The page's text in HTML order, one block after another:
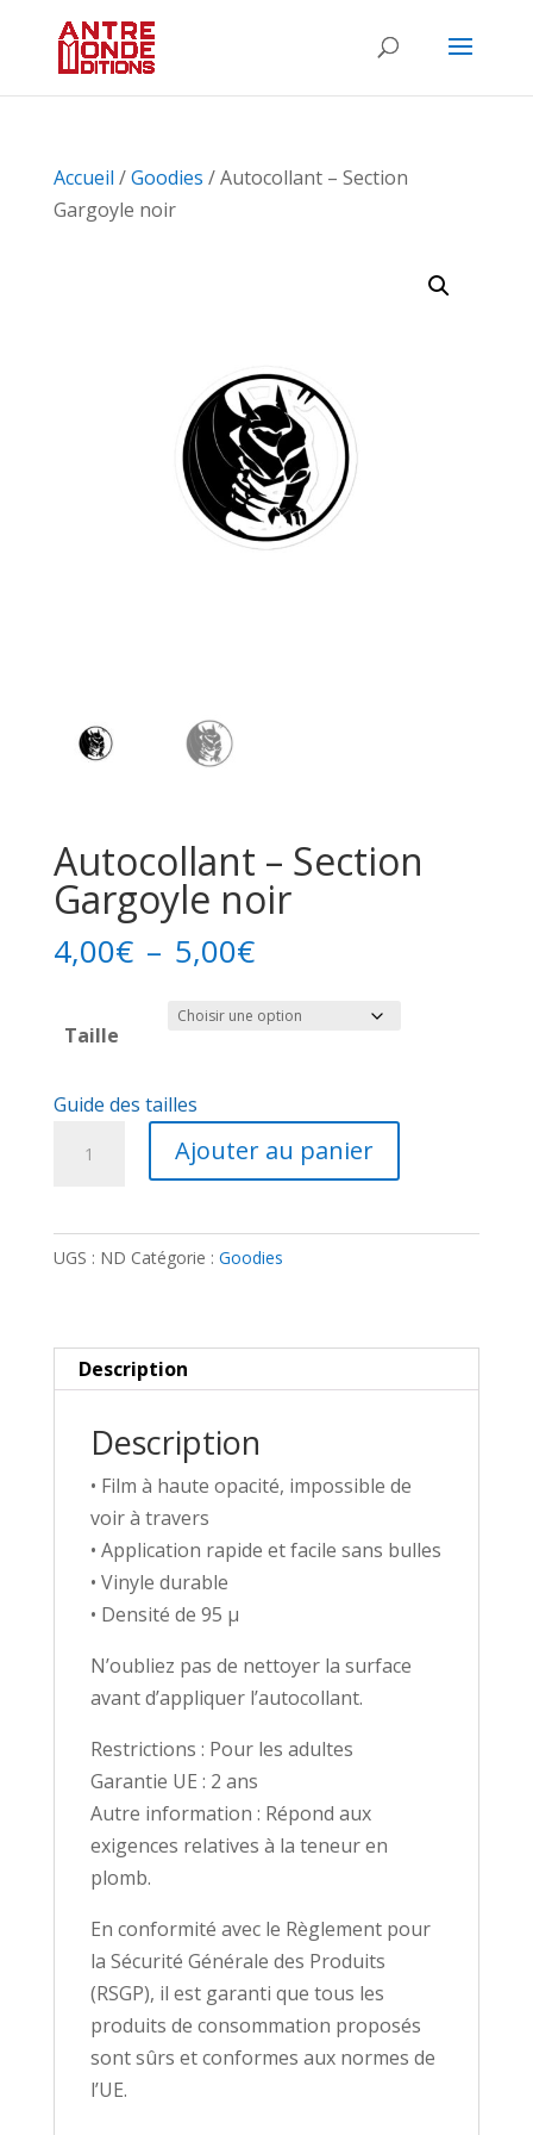
Accueil /Goodies / Autocollant – Section
Gargoyle noir
Autocollant – Section
Gargoyle noir
4,00€ – 5,00€Plage
prix :
5,00€
Taille
Guide des tailles
-
Section
Ajouter au panier
UGS : ND Catégorie : Goodies
Description
Description
• Film à haute opacité, impossible de
voir à travers
• Application rapide et facile sans bulles
• Vinyle durable
• Densité de 95 µ
N’oubliez pas de nettoyer la surface
avant d’appliquer l’autocollant.
Restrictions : Pour les adultes
Garantie UE : 2 ans
Autre information : Répond aux
exigences relatives à la teneur en
plomb.
En conformité avec le Règlement pour
la Sécurité Générale des Produits
(RSGP), il est garanti que tous les
produits de consommation proposés
sont sûrs et conformes aux normes de
l’UE.